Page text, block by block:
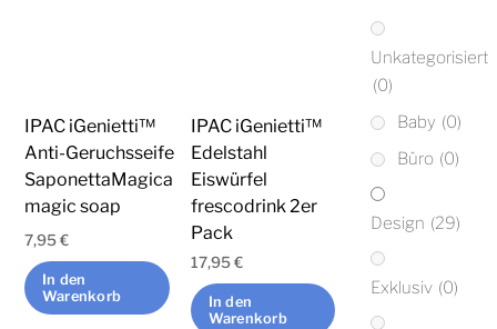
IPAC iGenietti™
Anti-Geruchsseife
SaponettaMagica
magic soap
7,95€
In den
Warenkorb
IPAC iGenietti™
Edelstahl
Eiswürfel
frescodrink 2er
Pack
17,95€
In den
Warenkorb
Unkategorisiert
(0)
Baby (0)
Büro (0)
Design (29)
Exklusiv (0)